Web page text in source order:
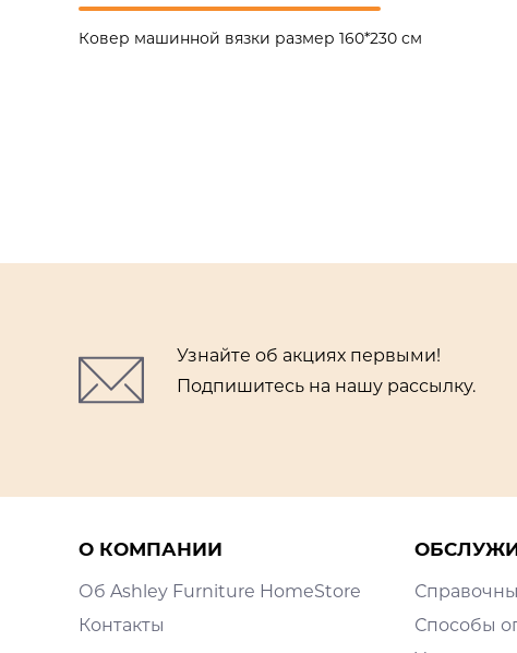
Ковер машинной вязки размер 160*230 см
Узнайте об акциях первыми!
Подпишитесь на нашу рассылку.
О КОМПАНИИ
Об Ashley Furniture HomeStore
Контакты
Способы